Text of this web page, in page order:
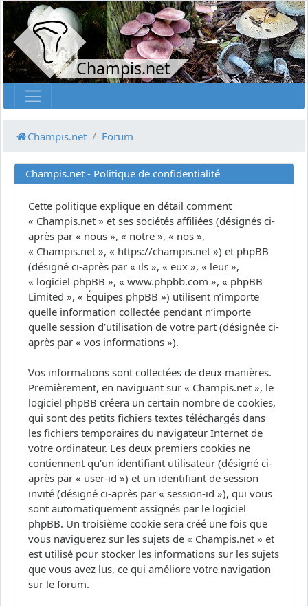
Champis.net
Champis.net Forum
Champis.net - Politique de confidentialité
Cette politique explique en détail comment
« Champis.net » et ses sociétés affiliées (désignés ci-
après par « nous », « notre », « nos »,
« Champis.net », « https://champis.net ») et phpBB
(désigné ci-après par « ils », « eux », « leur »,
« logiciel phpBB », « www.phpbb.com », « phpBB
Limited », « Équipes phpBB ») utilisent n’importe
quelle information collectée pendant n’importe
quelle session d’utilisation de votre part (désignée ci-
après par « vos informations »).
Vos informations sont collectées de deux manières.
Premièrement, en naviguant sur « Champis.net », le
logiciel phpBB créera un certain nombre de cookies,
qui sont des petits fichiers textes téléchargés dans
les fichiers temporaires du navigateur Internet de
votre ordinateur. Les deux premiers cookies ne
contiennent qu’un identifiant utilisateur (désigné ci-
après par « user-id ») et un identifiant de session
invité (désigné ci-après par « session-id »), qui vous
sont automatiquement assignés par le logiciel
phpBB. Un troisième cookie sera créé une fois que
vous naviguerez sur les sujets de « Champis.net » et
est utilisé pour stocker les informations sur les sujets
que vous avez lus, ce qui améliore votre navigation
sur le forum.